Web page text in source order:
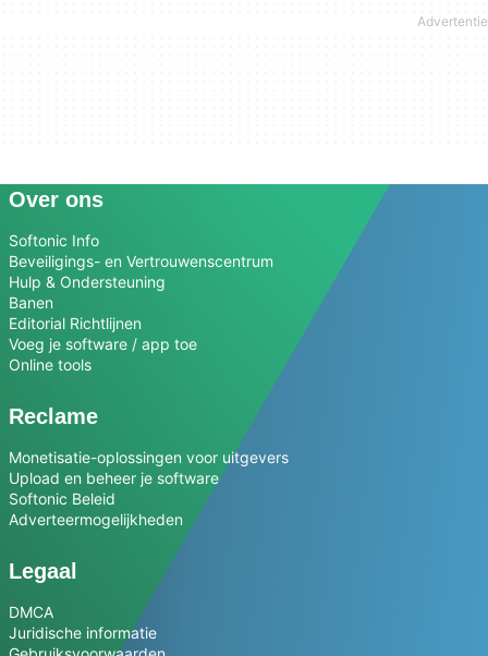
Over ons
Softonic Info
Beveiligings- en Vertrouwenscentrum
Hulp & Ondersteuning
Banen
Editorial Richtlijnen
Voeg je software / app toe
Online tools
Reclame
Monetisatie-oplossingen voor uitgevers
Upload en beheer je software
Softonic Beleid
Adverteermogelijkheden
Legaal
DMCA
Juridische informatie